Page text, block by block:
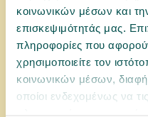
κοινωνικών μέσων και
επισκεψιμότητάς μας.
πληροφορίες που
χρησιμοποιείτε τον
κοινωνικών μέσων,
οποίοι ενδεχομένως να